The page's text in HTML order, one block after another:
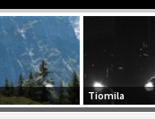
Tiomila